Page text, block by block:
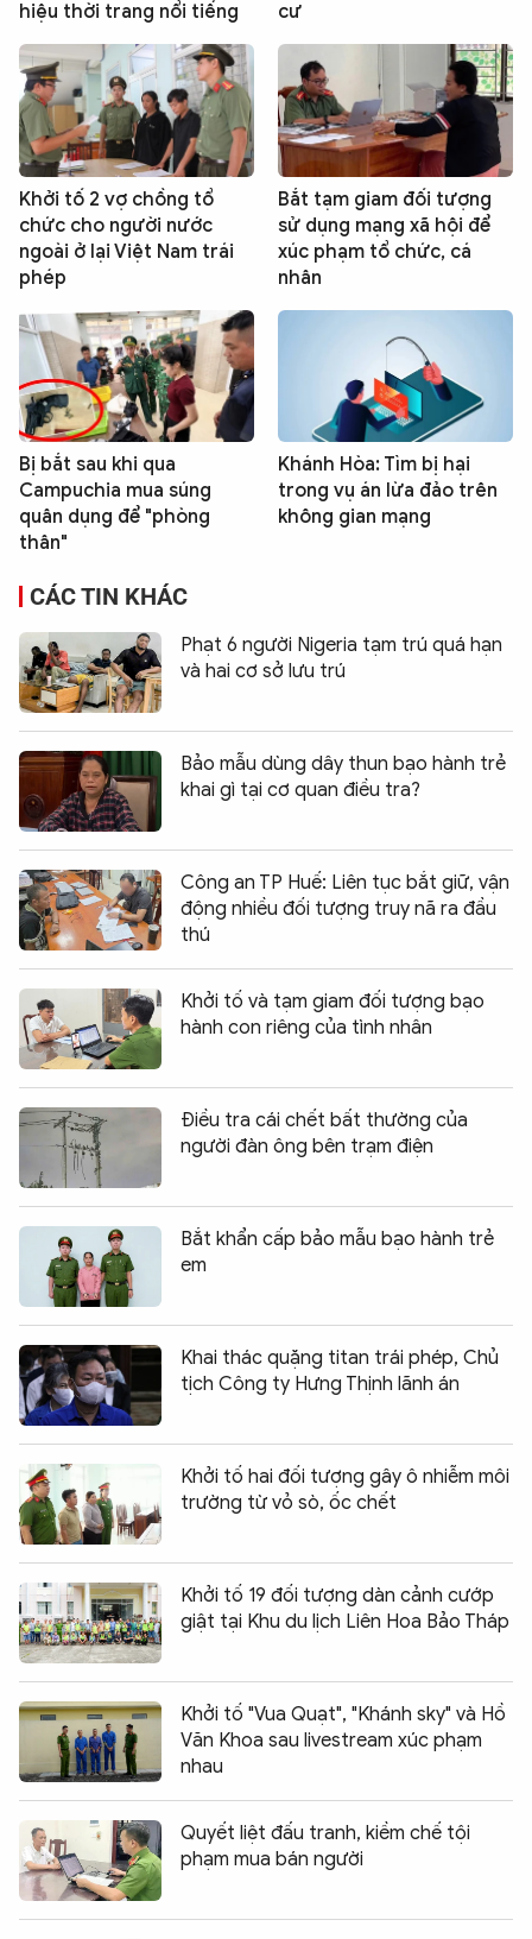
hiệu thời trang nổi tiếng cư
Khởi tố 2 vợ chồng tổ
chức cho người nước
ngoài ở lại Việt Nam trái
phép
Bắt tạm giam đối tượng
sử dụng mạng xã hội để
xúc phạm tổ chức, cá
nhân
Bị bắt sau khi qua
Campuchia mua súng
quân dụng để "phòng
thân"
Khánh Hòa: Tìm bị hại
trong vụ án lừa đảo trên
không gian mạng
CÁC TIN KHÁC
Phạt 6 người Nigeria tạm trú quá hạn
và hai cơ sở lưu trú
Bảo mẫu dùng dây thun bạo hành trẻ
khai gì tại cơ quan điều tra?
Công an TP Huế: Liên tục bắt giữ, vận
động nhiều đối tượng truy nã ra đầu
thú
Khởi tố và tạm giam đối tượng bạo
hành con riêng của tình nhân
Điều tra cái chết bất thường của
người đàn ông bên trạm điện
Bắt khẩn cấp bảo mẫu bạo hành trẻ
em
Khai thác quặng titan trái phép, Chủ
tịch Công ty Hưng Thịnh lãnh án
Khởi tố hai đối tượng gây ô nhiễm môi
trường từ vỏ sò, ốc chết
Khởi tố 19 đối tượng dàn cảnh cướp
giật tại Khu du lịch Liên Hoa Bảo Tháp
Khởi tố "Vua Quạt", "Khánh sky" và Hồ
Văn Khoa sau livestream xúc phạm
nhau
Quyết liệt đấu tranh, kiềm chế tội
phạm mua bán người